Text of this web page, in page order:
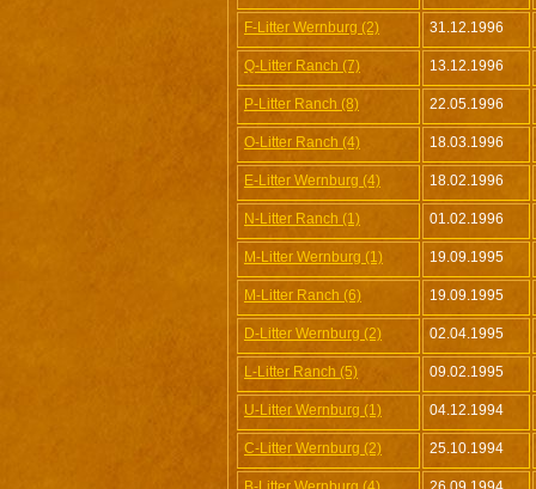
F-Litter Wernburg (2) 31.12.1996
Q-Litter Ranch (7) 13.12.1996
P-Litter Ranch (8) 22.05.1996
O-Litter Ranch (4) 18.03.1996
E-Litter Wernburg (4) 18.02.1996
N-Litter Ranch (1) 01.02.1996
M-Litter Wernburg (1) 19.09.1995
M-Litter Ranch (6) 19.09.1995
D-Litter Wernburg (2) 02.04.1995
L-Litter Ranch (5) 09.02.1995
U-Litter Wernburg (1) 04.12.1994
C-Litter Wernburg (2) 25.10.1994